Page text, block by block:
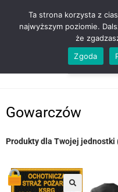
Gowarczów
Produkty dla Twojej
Ta strona korzysta z
najwyższym poziomie.
że
Zgoda